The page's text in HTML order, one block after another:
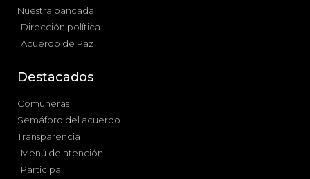
Nuestra bancada
Dirección política
Acuerdo de Paz
Destacados
Comuneras
Semáforo del acuerdo
Transparencia
Menú de atención
Participa